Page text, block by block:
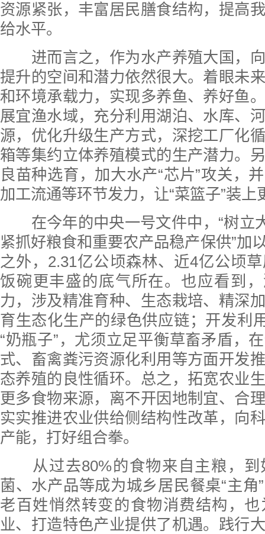
资源紧张，丰富居民膳食结构，提高
给水平。
进而言之，作为水产养殖大国，向
提升的空间和潜力依然很大。着眼未
和环境承载力，实现多养鱼、养好鱼
展宜渔水域，充分利用湖泊、水库、
源，优化升级生产方式，深挖工厂化
箱等集约立体养殖模式的生产潜力。
良苗种选育，加大水产“芯片”攻关，
加工流通等环节发力，让“菜篮子”装上
在今年的中央一号文件中，“树立
紧抓好粮食和重要农产品稳产保供”加
之外，2.31亿公顷森林、近4亿公顷
饭碗更丰盛的底气所在。也应看到
力，涉及精准育种、生态栽培、精深
育生态化生产的绿色供应链；开发利
“奶瓶子”，尤须立足平衡草畜矛盾，
式、畜禽粪污资源化利用等方面开发
态养殖的良性循环。总之，拓宽农业
更多食物来源，离不开因地制宜、合
实实推进农业供给侧结构性改革，向
产能，打好组合拳。
从过去80%的食物来自主粮，到
菌、水产品等成为城乡居民餐桌“主角
老百姓悄然转变的食物消费结构，
业、打造特色产业提供了机遇。践行